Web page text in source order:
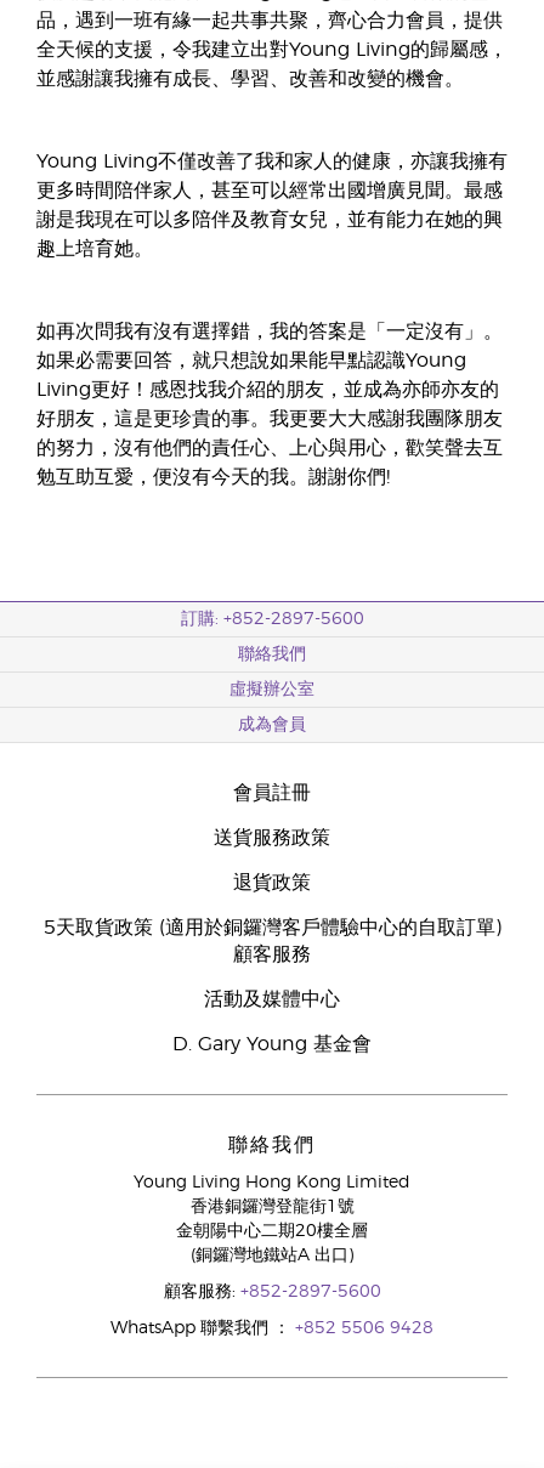
品，遇到一班有緣一起共事共聚，齊心合力會員，提供
全天候的支援，令我建立出對Young Living的歸屬感，
並感謝讓我擁有成長、學習、改善和改變的機會。
Young Living不僅改善了我和家人的健康，亦讓我擁有
更多時間陪伴家人，甚至可以經常出國增廣見聞。最感
謝是我現在可以多陪伴及教育女兒，並有能力在她的興
趣上培育她。
如再次問我有沒有選擇錯，我的答案是「一定沒有」。
如果必需要回答，就只想說如果能早點認識Young
Living更好！感恩找我介紹的朋友，並成為亦師亦友的
好朋友，這是更珍貴的事。我更要大大感謝我團隊朋友
的努力，沒有他們的責任心、上心與用心，歡笑聲去互
勉互助互愛，便沒有今天的我。謝謝你們!
訂購: +852-2897-5600
聯絡我們
虛擬辦公室
成為會員
會員註冊
送貨服務政策
退貨政策
5天取貨政策 (適用於銅鑼灣客戶體驗中心的自取訂單)
顧客服務
活動及媒體中心
D. Gary Young 基金會
聯絡我們
Young Living Hong Kong Limited
香港銅鑼灣登龍街1號
金朝陽中心二期20樓全層
(銅鑼灣地鐵站A 出口)
顧客服務: +852-2897-5600
WhatsApp 聯繫我們 ： +852 5506 9428